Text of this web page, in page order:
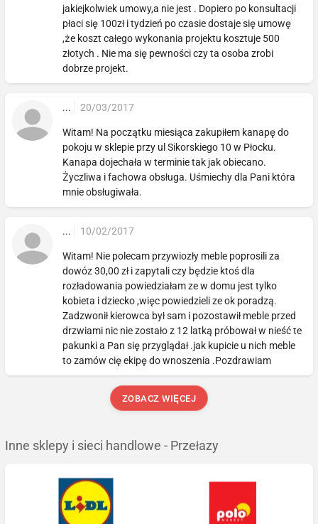
jakiejkolwiek umowy,a nie jest . Dopiero po konsultacji
płaci się 100zł i tydzień po czasie dostaje się umowę
,że koszt całego wykonania projektu kosztuje 500
złotych . Nie ma się pewności czy ta osoba zrobi
dobrze projekt.
... 20/03/2017
Witam! Na początku miesiąca zakupiłem kanapę do
pokoju w sklepie przy ul Sikorskiego 10 w Płocku.
Kanapa dojechała w terminie tak jak obiecano.
Życzliwa i fachowa obsługa. Uśmiechy dla Pani która
mnie obsługiwała.
... 10/02/2017
Witam! Nie polecam przywiozły meble poprosili za
dowóz 30,00 zł i zapytali czy będzie ktoś dla
rozładowania powiedziałam ze w domu jest tylko
kobieta i dziecko ,więc powiedzieli ze ok poradzą.
Zadzwonił kierowca był sam i pozostawił meble przed
drzwiami nic nie zostało z 12 latką próbował w nieść te
pakunki a Pan się przyglądał .jak kupicie u nich meble
to zamów cię ekipę do wnoszenia .Pozdrawiam
ZOBACZ WIĘCEJ
Inne sklepy i sieci handlowe - Przełazy